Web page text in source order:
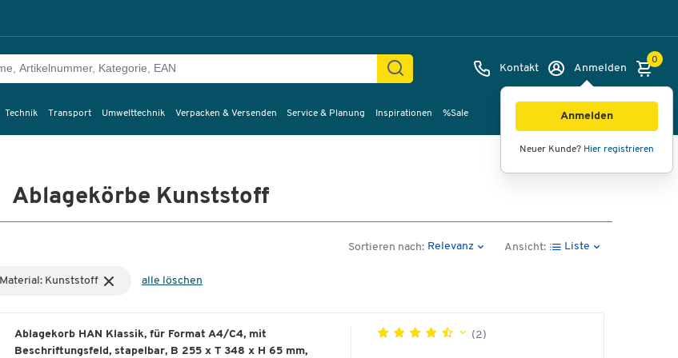
Kontakt Anmelden
Anmelden
Neuer Kunde? Hier registrieren
0
Technik Transport Umwelttechnik Verpacken & Versenden Service & Planung Inspirationen %Sale
Ablagekörbe Kunststoff
Sortieren nach: Relevanz Ansicht: Liste
Material: Kunststoff alle löschen
Ablagekorb HAN Klassik, für Format A4/C4, mit
Beschriftungsfeld, stapelbar, B 255 x T 348 x H 65 mm,
(2)